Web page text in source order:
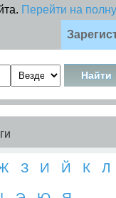
Перейти на
З И Й К
Л